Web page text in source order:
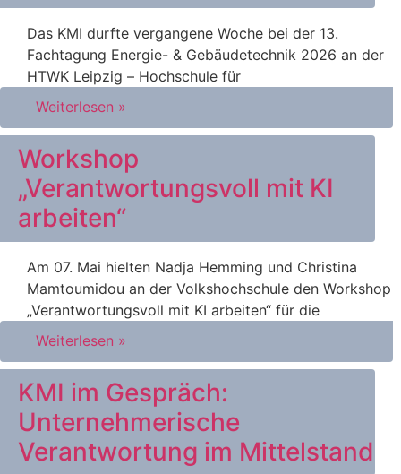
Das KMI durfte vergangene Woche bei der 13.
Fachtagung Energie- & Gebäudetechnik 2026 an der
HTWK Leipzig – Hochschule für
Weiterlesen »
Workshop
„Verantwortungsvoll mit KI
arbeiten“
Am 07. Mai hielten Nadja Hemming und Christina
Mamtoumidou an der Volkshochschule den Workshop
„Verantwortungsvoll mit KI arbeiten“ für die
Weiterlesen »
KMI im Gespräch:
Unternehmerische
Verantwortung im Mittelstand